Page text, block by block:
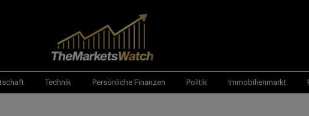
Technik Persönliche Finanzen Politik Immobilienmarkt